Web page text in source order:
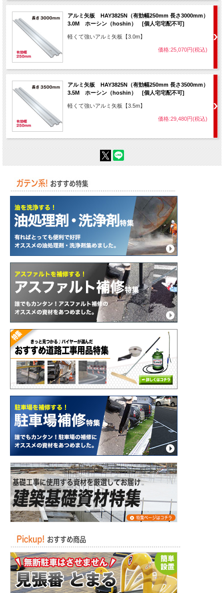
アルミ矢板 HAY3825N（有効幅250mm 長さ3000mm）
3.0M ホーシン（hoshin） [個人宅宅配不可]
軽くて強いアルミ矢板【3.0m】
価格:25,070円(税込)
アルミ矢板 HAY3825N（有効幅250mm 長さ3500mm）
3.5M ホーシン（hoshin） [個人宅宅配不可]
軽くて強いアルミ矢板【3.5m】
価格:29,480円(税込)